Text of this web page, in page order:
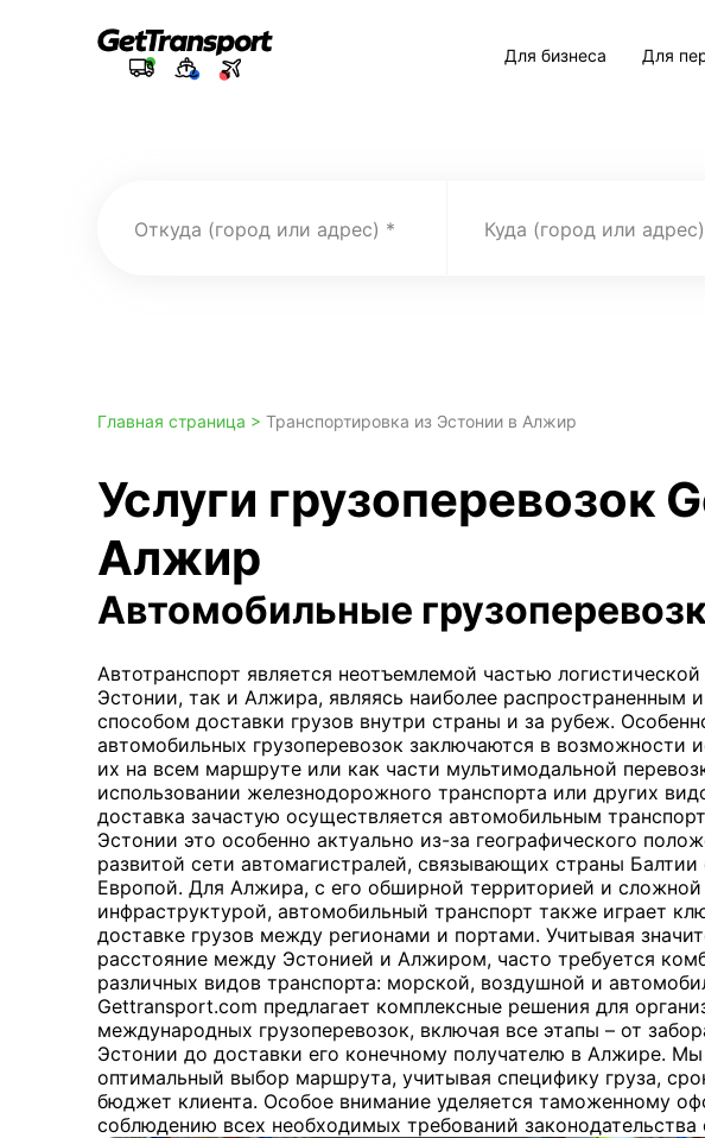
Для бизнеса Для
Откуда (город или адрес) Куда (город или адрес)
Главная страница > Транспортировка из Эстонии в Алжир
Услуги грузоперевозок
Алжир
Автомобильные
Автотранспорт является неотъемлемой частью
Эстонии, так и Алжира, являясь наиболее распространенным
способом доставки грузов внутри страны и за рубеж.
автомобильных грузоперевозок заключаются в возможности
их на всем маршруте или как части мультимодальной
использовании железнодорожного транспорта или других
доставка зачастую осуществляется автомобильным
Эстонии это особенно актуально из-за географического
развитой сети автомагистралей, связывающих страны Балтии
Европой. Для Алжира, с его обширной территорией и сложной
инфраструктурой, автомобильный транспорт также играет
доставке грузов между регионами и портами. Учитывая
расстояние между Эстонией и Алжиром, часто требуется
различных видов транспорта: морской, воздушной и
Gettransport.com предлагает комплексные решения для
международных грузоперевозок, включая все этапы – от
Эстонии до доставки его конечному получателю в Алжире.
оптимальный выбор маршрута, учитывая специфику груза,
бюджет клиента. Особое внимание уделяется таможенному
соблюдению всех необходимых требований законодательства